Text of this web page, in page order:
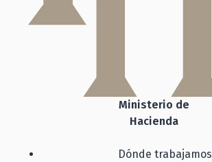
Ministerio de
Hacienda
Dónde trabajamos